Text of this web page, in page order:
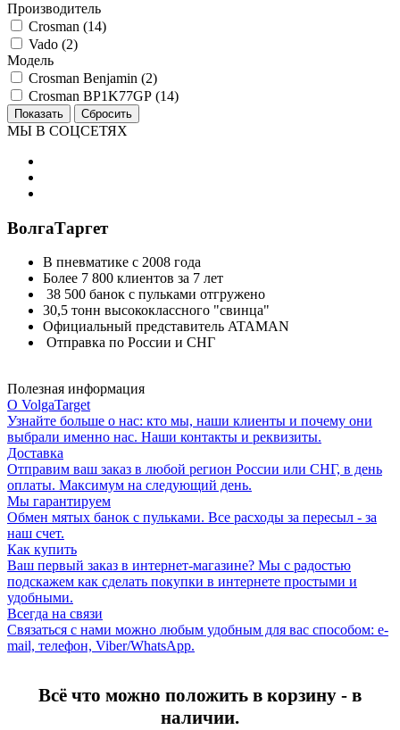
Производитель
Crosman (14)
Vado (2)
Модель
Crosman Benjamin (2)
Crosman BP1K77GP (14)
МЫ В СОЦСЕТЯХ
ВолгаТаргет
В пневматике с 2008 года
Более 7 800 клиентов за 7 лет
38 500 банок с пульками отгружено
30,5 тонн высококлассного "свинца"
Официальный представитель ATAMAN
Отправка по России и СНГ
Полезная информация
О VolgaTarget
Узнайте больше о нас: кто мы, наши клиенты и почему они
выбрали именно нас. Наши контакты и реквизиты.
Доставка
Отправим ваш заказ в любой регион России или СНГ, в день
оплаты. Максимум на следующий день.
Мы гарантируем
Обмен мятых банок с пульками. Все расходы за пересыл - за
наш счет.
Как купить
Ваш первый заказ в интернет-магазине? Мы с радостью
подскажем как сделать покупки в интернете простыми и
удобными.
Всегда на связи
Связаться с нами можно любым удобным для вас способом: e-
mail, телефон, Viber/WhatsApp.
Всё что можно положить в корзину - в
наличии.